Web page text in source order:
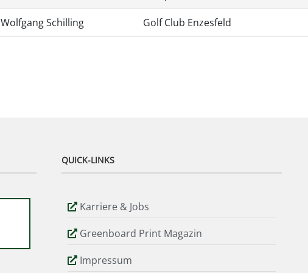
Wolfgang Schilling Golf Club Enzesfeld
QUICK-LINKS
Karriere & Jobs
Greenboard Print Magazin
Impressum